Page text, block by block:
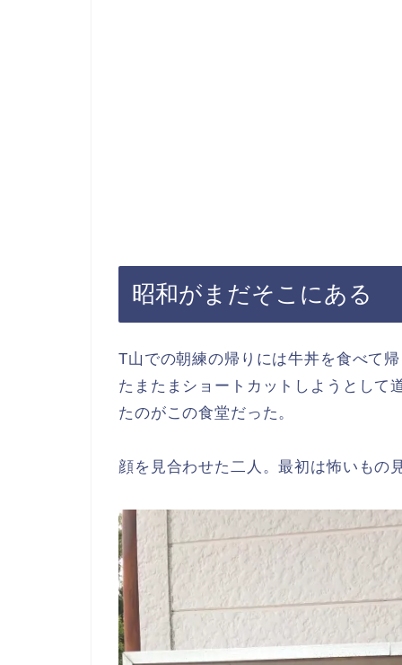
昭和がまだそこにある
T山での朝練の帰りには牛丼を食べて
たまたまショートカットしようとして
たのがこの食堂だった。
顔を見合わせた二人。最初は怖いもの